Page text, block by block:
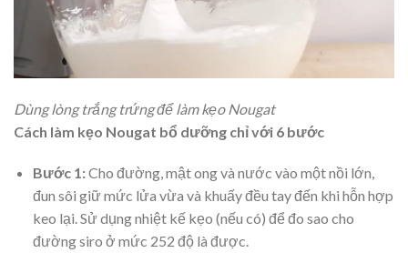
Dùng lòng trắng trứng để làm kẹo Nougat
Cách làm kẹo Nougat bổ dưỡng chỉ với 6 bước
Bước 1:Cho đường, mật ong và nước vào một nồi lớn,
đun sôi giữ mức lửa vừa và khuấy đều tay đến khi hỗn hợp
keo lại. Sử dụng nhiệt kế kẹo (nếu có) để đo sao cho
đường siro ở mức 252 độ là được.